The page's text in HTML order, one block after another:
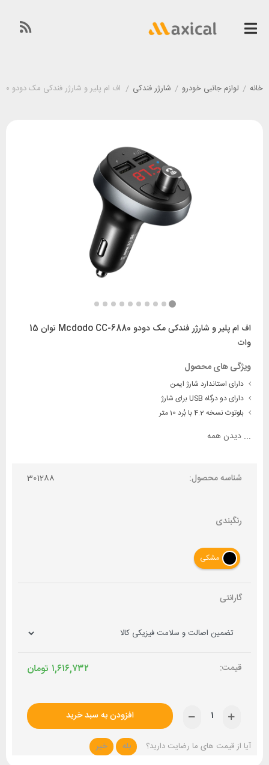
خانه / لوازم جانبی خودرو / شارژر فندکی / اف ام پلیر و شارژر فندکی مک دودو Mcdodo CC-6880 توان 15 وات
اف ام پلیر و شارژر فندکی مک دودو Mcdodo CC-6880 توان 15
وات
ویژگی های محصول
دارای استاندارد شارژ ایمن
دارای دو درگاه USB برای شارژ
بلوتوث نسخه 4.2 با بُرد 10 متر
... دیدن همه
شناسه محصول: 301288
رنگبندی
مشکی
گارانتی
تومان ۱,۶۱۶,۷۳۲
افزودن به سبد خرید
آیا از قیمت های ما رضایت دارید؟ بله خیر